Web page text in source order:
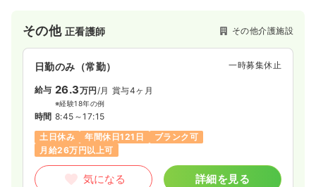
その他 正看護師 その他介護施設
日勤のみ（常勤） 一時募集休止
給与 26.3万円/月 賞与4ヶ月
※経験18年の例
時間 8:45～17:15
土日休み
年間休日121日
ブランク可
月給26万円以上可
気になる 詳細を見る